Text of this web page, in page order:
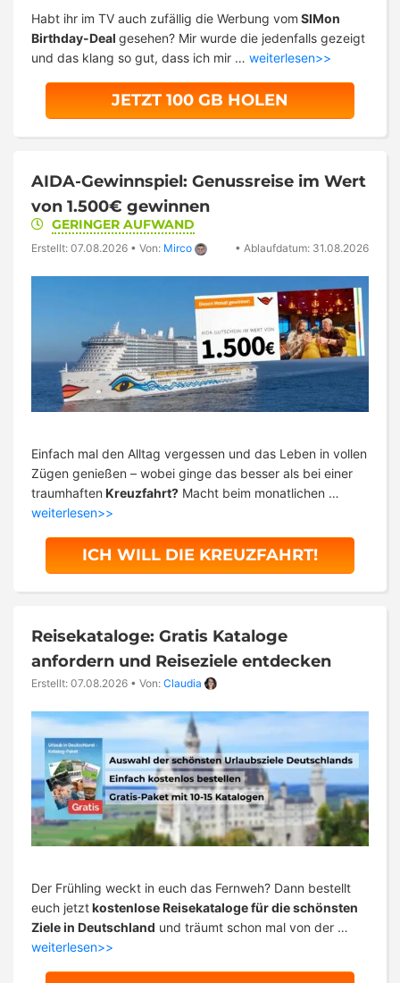
Habt ihr im TV auch zufällig die Werbung vom SIMon
Birthday-Deal gesehen? Mir wurde die jedenfalls gezeigt
und das klang so gut, dass ich mir … weiterlesen>>
JETZT 100 GB HOLEN
AIDA-Gewinnspiel: Genussreise im Wert
von 1.500€ gewinnen
GERINGER AUFWAND
Erstellt: 07.08.2026 • Von: Mirco • Ablaufdatum: 31.08.2026
Einfach mal den Alltag vergessen und das Leben in vollen
Zügen genießen – wobei ginge das besser als bei einer
traumhaften Kreuzfahrt? Macht beim monatlichen …
weiterlesen>>
ICH WILL DIE KREUZFAHRT!
Reisekataloge: Gratis Kataloge
anfordern und Reiseziele entdecken
Erstellt: 07.08.2026 • Von: Claudia
Der Frühling weckt in euch das Fernweh? Dann bestellt
euch jetztkostenlose Reisekataloge für die schönsten
Ziele in Deutschland und träumt schon mal von der …
weiterlesen>>